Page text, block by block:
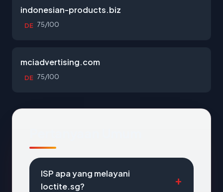
indonesian-products.biz
DE 75/100
mciadvertising.com
DE 75/100
ISP apa yang melayani
loctite.sg?